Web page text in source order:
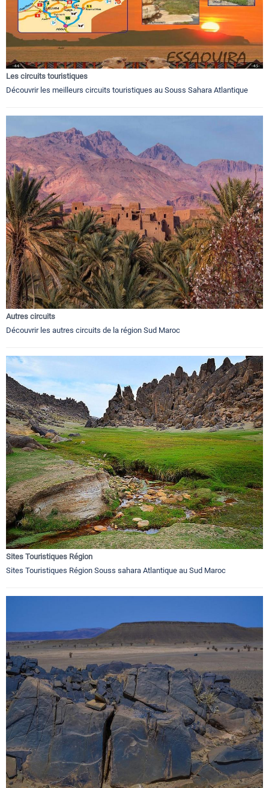
Les circuits touristiques
Découvrir les meilleurs circuits touristiques au Souss Sahara Atlantique
Autres circuits
Découvrir les autres circuits de la région Sud Maroc
Sites Touristiques Région
Sites Touristiques Région Souss sahara Atlantique au Sud Maroc